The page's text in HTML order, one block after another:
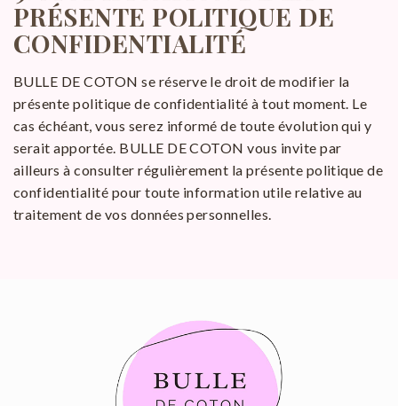
PRÉSENTE POLITIQUE DE
CONFIDENTIALITÉ
BULLE DE COTON se réserve le droit de modifier la
présente politique de confidentialité à tout moment. Le
cas échéant, vous serez informé de toute évolution qui y
serait apportée. BULLE DE COTON vous invite par
ailleurs à consulter régulièrement la présente politique de
confidentialité pour toute information utile relative au
traitement de vos données personnelles.